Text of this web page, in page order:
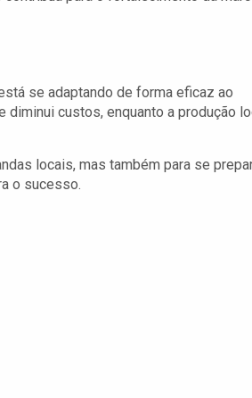
se adaptando de forma eficaz ao
diminui custos, enquanto a produção
locais, mas também para se
o sucesso.